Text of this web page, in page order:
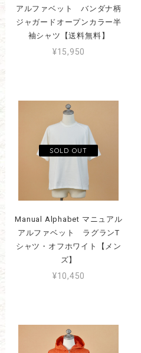
アルファベット バンダナ柄
ジャガードオープンカラー半
袖シャツ【送料無料】
¥15,950
Manual Alphabet マニュアル
アルファベット ラグランT
シャツ・オフホワイト【メン
ズ】
¥10,450